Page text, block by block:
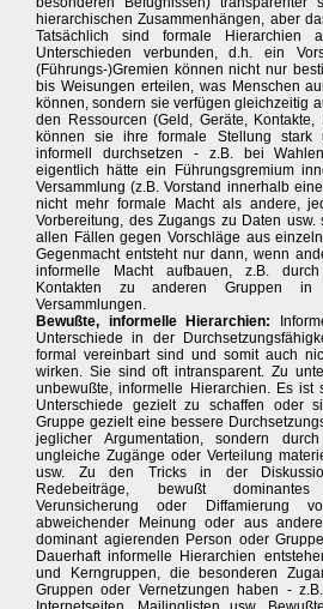
hierarchischen Zusammenhängen, aber
Tatsächlich sind formale Hierarchien
Unterschieden verbunden, d.h. ein
(Führungs-)Gremien können nicht nur
bis Weisungen erteilen, was Menschen
können, sondern sie verfügen gleichzeitig
den Ressourcen (Geld, Geräte, Kontakte,
können sie ihre formale Stellung stark
informell durchsetzen - z.B. bei
eigentlich hätte ein Führungsgremium
Versammlung (z.B. Vorstand innerhalb
nicht mehr formale Macht als andere,
Vorbereitung, des Zugangs zu Daten
allen Fällen gegen Vorschläge aus
Gegenmacht entsteht nur dann, wenn
informelle Macht aufbauen, z.B.
Kontakten zu anderen Gruppen in
Versammlungen.
Bewußte, informelle Hierarchien:
Unterschiede in der
formal vereinbart sind und somit auch
wirken. Sie sind oft intransparent. Zu
unbewußte, informelle Hierarchien. Es ist
Unterschiede gezielt zu schaffen oder
Gruppe gezielt eine bessere
jeglicher Argumentation, sondern
ungleiche Zugänge oder Verteilung
usw. Zu den Tricks in der
Redebeiträge, bewußt
Verunsicherung oder Diffamierung
abweichender Meinung oder aus
dominant agierenden Person oder
Dauerhaft informelle Hierarchien
und Kerngruppen, die besonderen
Gruppen oder Vernetzungen haben -